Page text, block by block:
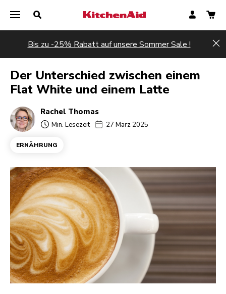
Bis zu -25% Rabatt auf unsere Sommer Sale !
Der Unterschied zwischen einem
Flat White und einem Latte
Rachel Thomas
Min. Lesezeit 27 März 2025
ERNÄHRUNG